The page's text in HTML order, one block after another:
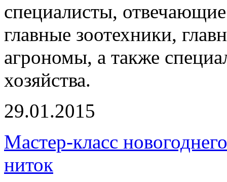
специалисты,
главные зоотехники,
агрономы, а также
хозяйства.
29.01.2015
Мастер-класс
ниток